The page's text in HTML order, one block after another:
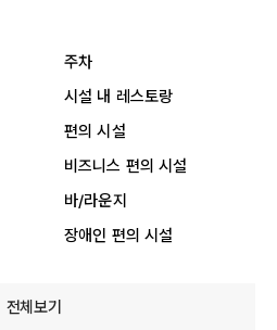
주차
시설 내 레스토랑
편의 시설
비즈니스 편의 시설
바/라운지
장애인 편의 시설
전체보기